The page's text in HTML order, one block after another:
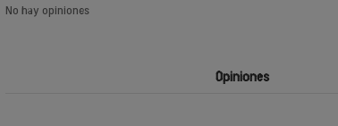
No hay opiniones
Opiniones